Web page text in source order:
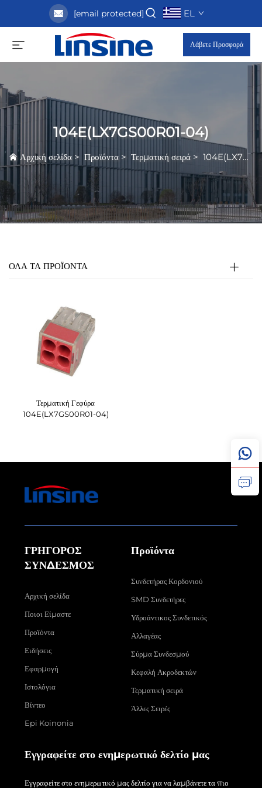
[email protected] EL
Λάβετε Προσφορά
104E(LX7GS00R01-04)
Αρχική σελίδα > Προϊόντα > Τερματική σειρά > 104E(LX7GS00R01-04)
ΟΛΑ ΤΑ ΠΡΟΪΟΝΤΑ
Τερματική Γεφύρα
104E(LX7GS00R01-04)
ΓΡΗΓΟΡΟΣ
ΣΥΝΔΕΣΜΟΣ
Αρχική σελίδα
Ποιοι Είμαστε
Προϊόντα
Ειδήσεις
Εφαρμογή
Ιστολόγια
Βίντεο
Epi Koinonia
Προϊόντα
Συνδετήρας Κορδονιού
SMD Συνδετήρες
Υδροάντικος Συνδετικός
Αλλαγέας
Σύρμα Συνδεσμού
Κεφαλή Ακροδεκτών
Τερματική σειρά
Άλλες Σειρές
Εγγραφείτε στο ενημερωτικό δελτίο μας
Εγγραφείτε στο ενημερωτικό μας δελτίο για να λαμβάνετε τα πιο